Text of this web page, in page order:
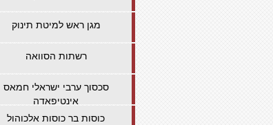
מגן ראש למיטת תינוק
רשתות הסוואה
סכסוך ערבי ישראלי חמאס
אינטיפאדה
כוסות בר כוסות אלכוהול